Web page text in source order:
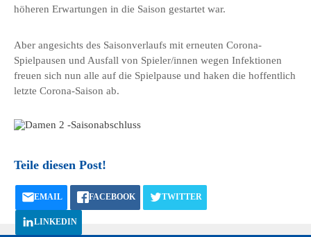
höheren Erwartungen in die Saison gestartet war.
Aber angesichts des Saisonverlaufs mit erneuten Corona-
Spielpausen und Ausfall von Spieler/innen wegen Infektionen
freuen sich nun alle auf die Spielpause und haken die hoffentlich
letzte Corona-Saison ab.
Teile diesen Post!
EMAIL FACEBOOK TWITTER
LINKEDIN